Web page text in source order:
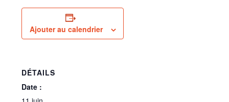
Ajouter au calendrier
DÉTAILS
Date :